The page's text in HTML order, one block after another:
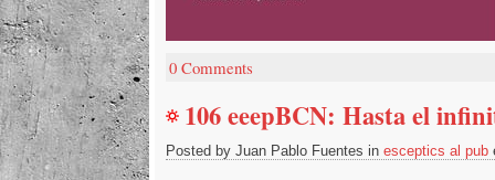
0 Comments
106 eeepBCN: Hasta el
Posted by Juan Pablo Fuentes in esceptics al pub